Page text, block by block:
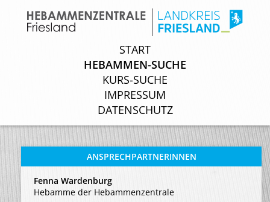
START
HEBAMMEN-SUCHE
KURS-SUCHE
IMPRESSUM
DATENSCHUTZ
START
HEBAMMEN-SUCHE
KURS-SUCHE
IMPRESSUM
DATENSCHUTZ
ANSPRECHPARTNERINNEN
Fenna Wardenburg
Hebamme der Hebammenzentrale